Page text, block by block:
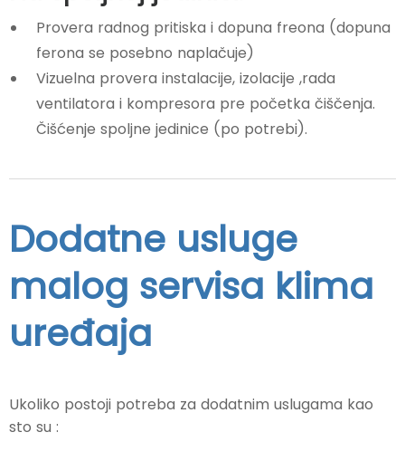
Provera radnog pritiska i dopuna freona (dopuna
ferona se posebno naplačuje)
Vizuelna provera instalacije, izolacije ,rada
ventilatora i kompresora pre početka čiščenja.
Čišćenje spoljne jedinice (po potrebi).
Dodatne usluge
malog servisa klima
uređaja
Ukoliko postoji potreba za dodatnim uslugama kao
sto su :